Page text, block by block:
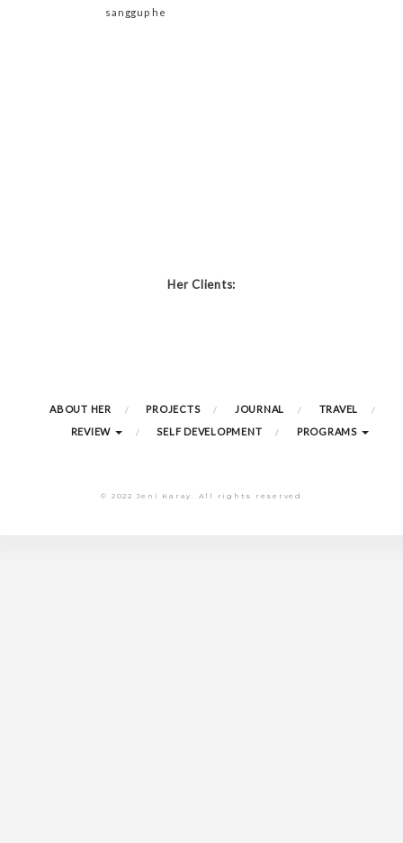
sanggup he
Her Clients:
ABOUT HER PROJECTS JOURNAL
TRAVEL
REVIEW
SELF DEVELOPMENT PROGRAMS
© 2022 Jeni Karay. All rights reserved